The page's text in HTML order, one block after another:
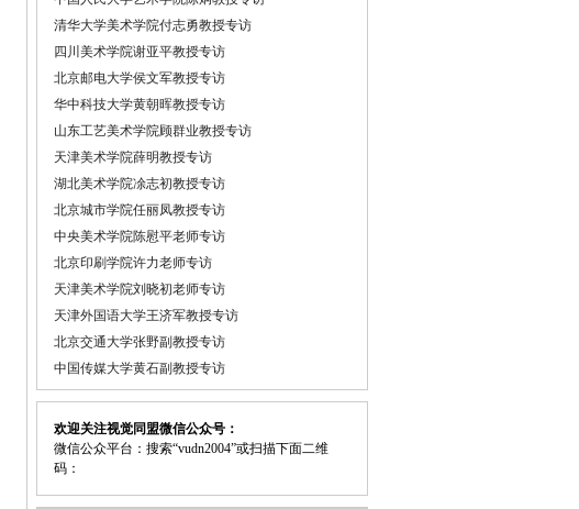
清华大学美术学院付志勇教授专访
四川美术学院谢亚平教授专访
北京邮电大学侯文军教授专访
华中科技大学黄朝晖教授专访
山东工艺美术学院顾群业教授专访
天津美术学院薛明教授专访
湖北美术学院凃志初教授专访
北京城市学院任丽凤教授专访
中央美术学院陈慰平老师专访
北京印刷学院许力老师专访
天津美术学院刘晓初老师专访
天津外国语大学王济军教授专访
北京交通大学张野副教授专访
中国传媒大学黄石副教授专访
欢迎关注视觉同盟微信公众号：
微信公众平台：搜索“vudn2004”或扫描下面二维
码：